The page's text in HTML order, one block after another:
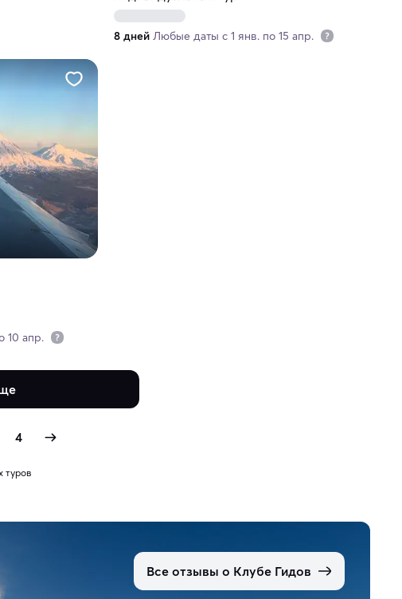
8 дней Любые даты с 1 янв. по 15 апр.
10 апр.
4
туров
Все отзывы о Клубе Гидов